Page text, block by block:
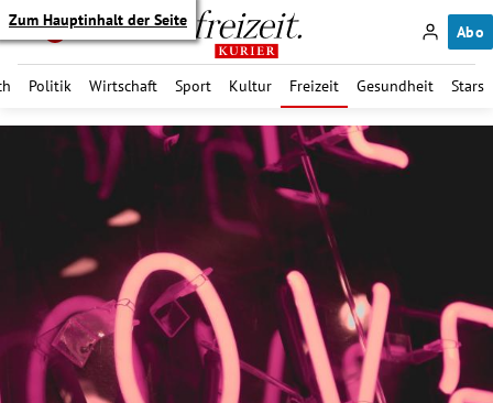
Zum Hauptinhalt der Seite
Abo
Politik Wirtschaft Sport Kultur Freizeit Gesundheit Stars